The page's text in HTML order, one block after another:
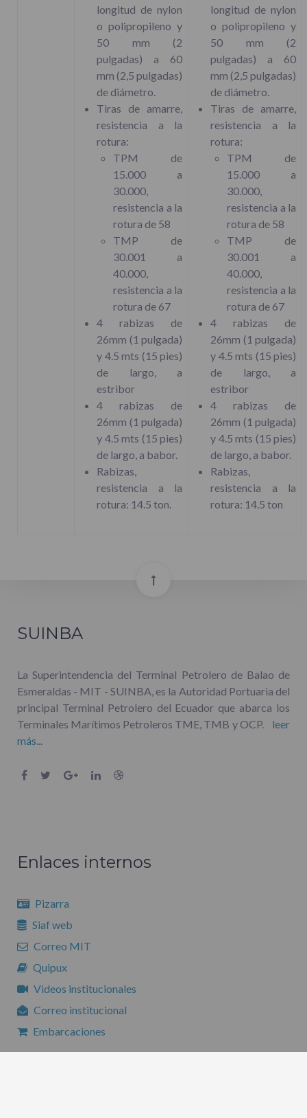
longitud de nylon
o polipropileno y
50 mm (2
pulgadas) a 60
mm (2,5 pulgadas)
de diámetro.
Tiras de amarre,
resistencia a la
rotura:
TPM de
15.000 a
30.000,
resistencia a la
rotura de 58
TMP de
30.001 a
40.000,
resistencia a la
rotura de 67
4 rabizas de
26mm (1 pulgada)
y 4.5 mts (15 pies)
de largo, a
estribor
4 rabizas de
26mm (1 pulgada)
y 4.5 mts (15 pies)
de largo, a babor.
Rabizas,
resistencia a la
rotura: 14.5 ton.
longitud de nylon
o polipropileno y
50 mm (2
pulgadas) a 60
mm (2,5 pulgadas)
de diámetro.
Tiras de amarre,
resistencia a la
rotura:
TPM de
15.000 a
30.000,
resistencia a la
rotura de 58
TMP de
30.001 a
40.000,
resistencia a la
rotura de 67
4 rabizas de
26mm (1 pulgada)
y 4.5 mts (15 pies)
de largo, a
estribor
4 rabizas de
26mm (1 pulgada)
y 4.5 mts (15 pies)
de largo, a babor.
Rabizas,
resistencia a la
rotura: 14.5 ton
SUINBA
La Superintendencia del Terminal Petrolero de Balao de
Esmeraldas - MIT - SUINBA, es la Autoridad Portuaria del
principal Terminal Petrolero del Ecuador que abarca los
Terminales Marítimos Petroleros TME, TMB y OCP. leer
más...
Enlaces internos
Pizarra
Siaf web
Correo MIT
Quipux
Videos institucionales
Correo institucional
Embarcaciones